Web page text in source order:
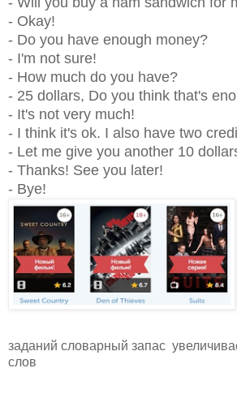
- Okay!
- Do you have enough money?
- I'm not sure!
- How much do you have?
- 25 dollars, Do you think that's
- It's not very much!
- I think it's ok. I also have two
- Let me give you another 10
- Thanks! See you later!
- Bye!
заданий словарный запас
слов